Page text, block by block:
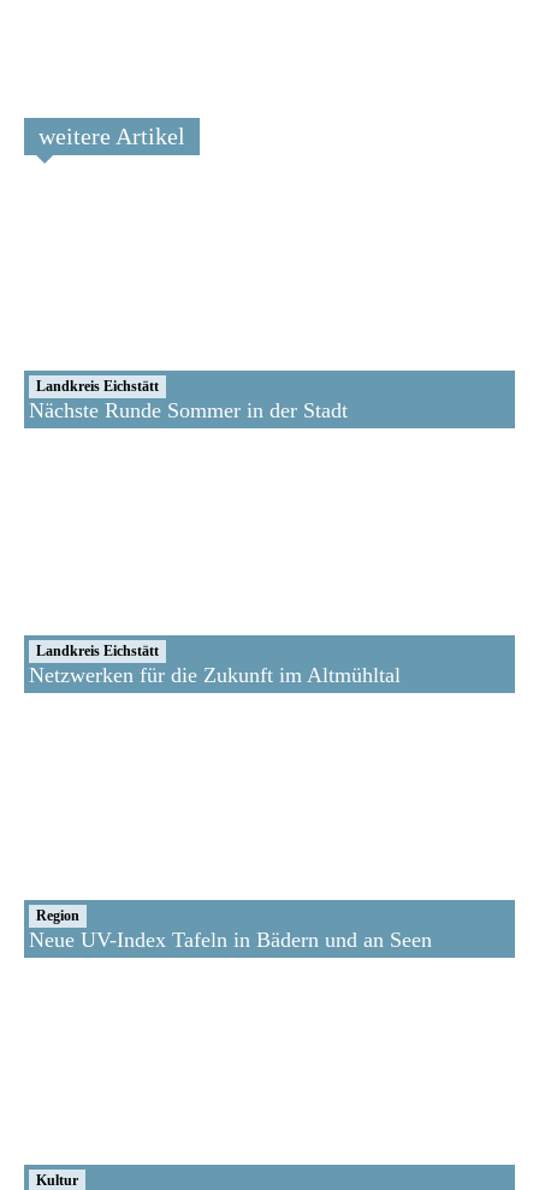
weitere Artikel
Landkreis Eichstätt
Nächste Runde Sommer in der Stadt
Landkreis Eichstätt
Netzwerken für die Zukunft im Altmühltal
Region
Neue UV-Index Tafeln in Bädern und an Seen
Kultur